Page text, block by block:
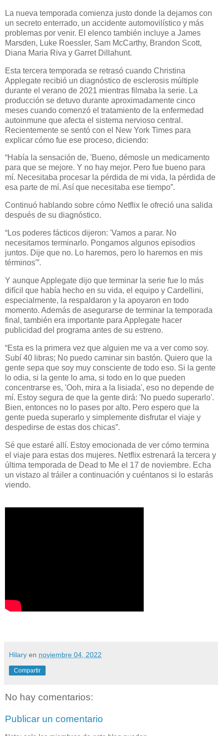
La nueva temporada comienza justo donde la dejamos con
un secreto enterrado, un accidente automovilístico y más
problemas por venir. El elenco también incluye a James
Marsden, Luke Roessler, Sam McCarthy, Brandon Scott,
Diana Maria Riva y Garret Dillahunt.
Esta tercera temporada se retrasó cuando Christina
Applegate recibió un diagnóstico de esclerosis múltiple
durante el verano de 2021 mientras filmaba la serie. La
producción se detuvo durante aproximadamente cinco
meses cuando comenzó el tratamiento de la enfermedad
autoinmune que afecta el sistema nervioso central.
Recientemente se sentó con el New York Times para
explicar cómo fue ese proceso, diciendo:
“Había la sensación de, 'Bueno, démosle un medicamento
para que se mejore. Y no hay mejor. Pero fue bueno para
mí. Necesitaba procesar la pérdida de mi vida, la pérdida de
esa parte de mí. Así que necesitaba ese tiempo”.
Continuó hablando sobre cómo Netflix le ofreció una salida
después de su diagnóstico.
“Los poderes fácticos dijeron: 'Vamos a parar. No
necesitamos terminarlo. Pongamos algunos episodios
juntos. Dije que no. Lo haremos, pero lo haremos en mis
términos'”.
Y aunque Applegate dijo que terminar la serie fue lo más
difícil que había hecho en su vida, el equipo y Cardellini,
especialmente, la respaldaron y la apoyaron en todo
momento. Además de asegurarse de terminar la temporada
final, también era importante para Applegate hacer
publicidad del programa antes de su estreno.
“Esta es la primera vez que alguien me va a ver como soy.
Subí 40 libras; No puedo caminar sin bastón. Quiero que la
gente sepa que soy muy consciente de todo eso. Si la gente
lo odia, si la gente lo ama, si todo en lo que pueden
concentrarse es, 'Ooh, mira a la lisiada', eso no depende de
mí. Estoy segura de que la gente dirá: 'No puedo superarlo'.
Bien, entonces no lo pases por alto. Pero espero que la
gente pueda superarlo y simplemente disfrutar el viaje y
despedirse de estas dos chicas”.
Sé que estaré allí. Estoy emocionada de ver cómo termina
el viaje para estas dos mujeres. Netflix estrenará la tercera y
última temporada de Dead to Me el 17 de noviembre. Echa
un vistazo al tráiler a continuación y cuéntanos si lo estarás
viendo.
Hilary en noviembre 04, 2022
Compartir
No hay comentarios:
Publicar un comentario